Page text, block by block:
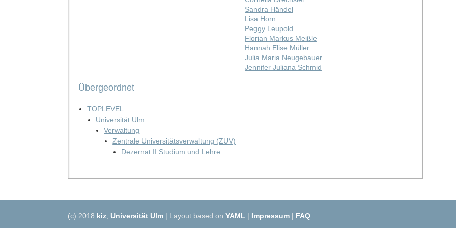
Sandra Händel
Lisa Horn
Peggy Leupold
Florian Markus Meißle
Hannah Elise Müller
Julia Maria Neugebauer
Jennifer Juliana Schmid
Übergeordnet
TOPLEVEL
Universität Ulm
Verwaltung
Zentrale Universitätsverwaltung (ZUV)
Dezernat II Studium und Lehre
(c) 2018 kiz Universität Ulm | Layout based on YAML | Impressum | FAQ